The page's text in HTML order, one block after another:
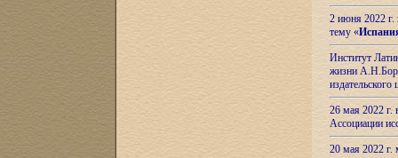
2 июня 2022 г.
тему «
Институт
жизни
26 мая 2022
Ассоциации
20 мая 2022